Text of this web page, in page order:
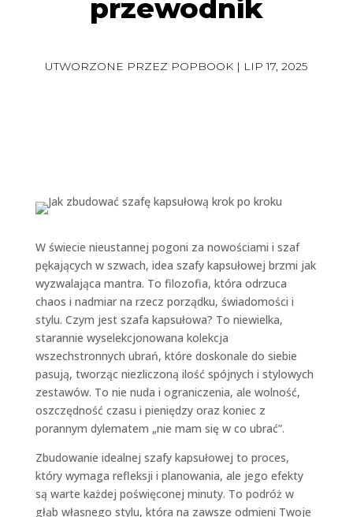
przewodnik
UTWORZONE PRZEZ POPBOOK | LIP 17, 2025
W świecie nieustannej pogoni za nowościami i szaf
pękających w szwach, idea szafy kapsułowej brzmi jak
wyzwalająca mantra. To filozofia, która odrzuca
chaos i nadmiar na rzecz porządku, świadomości i
stylu. Czym jest szafa kapsułowa? To niewielka,
starannie wyselekcjonowana kolekcja
wszechstronnych ubrań, które doskonale do siebie
pasują, tworząc niezliczoną ilość spójnych i stylowych
zestawów. To nie nuda i ograniczenia, ale wolność,
oszczędność czasu i pieniędzy oraz koniec z
porannym dylematem „nie mam się w co ubrać”.
Zbudowanie idealnej szafy kapsułowej to proces,
który wymaga refleksji i planowania, ale jego efekty
są warte każdej poświęconej minuty. To podróż w
głąb własnego stylu, która na zawsze odmieni Twoje